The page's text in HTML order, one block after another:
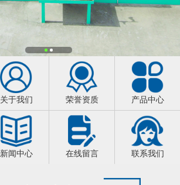
关于我们 荣誉资质 产品中心
新闻中心 在线留言 联系我们